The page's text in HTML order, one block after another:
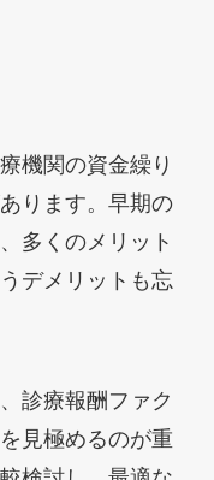
機関の資金繰り
ります。早期の
多くのメリット
デメリットも忘
診療報酬ファク
見極めるのが重